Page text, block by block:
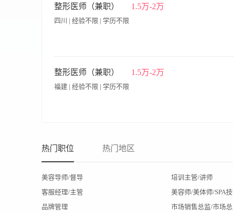
供最专业咨询，解除顾客疑虑； 3、负责根据医院要求，认真做
合素质与专业能力； 5、对咨询师，市场部，服务部，护理部进
论疑难病例； 8、对医疗纠纷（事故）进行前期处理，完成评估并
科专业，副主任以上职称； 2、5年以上医学美容临床经验，三年
整形医师（兼职） 1.5万-2万
四川 | 经验不限 | 学历不限
整形医师（兼职） 1.5万-2万
福建 | 经验不限 | 学历不限
热门职位 热门地区
美容导师/督导 培训主管/讲师
客服经理/主管
美容师/美体师/SPA
品牌管理
市场销售总监/市场